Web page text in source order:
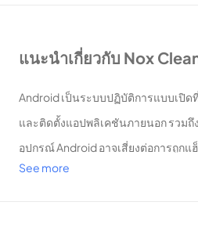
แนะนำเกี่ยวกับ Nox
Android เป็นระบบปฏิบัติการแบบเปิ
และติดตั้งแอปพลิเคชันภายนอก รวมถึ
อุปกรณ์ Android อาจเสี่ยงต่อการถูกแ
ไฟล์ที่เป็นอันตรายซึ่งเกิดขึ้นระหว่าง
See more